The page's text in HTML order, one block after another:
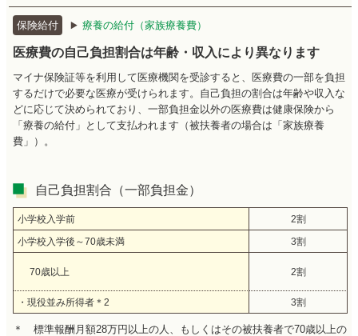
保険給付 療養の給付（家族療養費）
医療費の自己負担割合は年齢・収入により異なります
マイナ保険証等を利用して医療機関を受診すると、医療費の一部を負担
するだけで必要な医療が受けられます。自己負担の割合は年齢や収入な
どに応じて決められており、一部負担金以外の医療費は健康保険から
「療養の給付」として支払われます（被扶養者の場合は「家族療養
費」）。
自己負担割合（一部負担金）
小学校入学前 2割
小学校入学後～70歳未満 3割
70歳以上 2割
・現役並み所得者＊2 3割
＊ 標準報酬月額28万円以上の人、もしくはその被扶養者で70歳以上の